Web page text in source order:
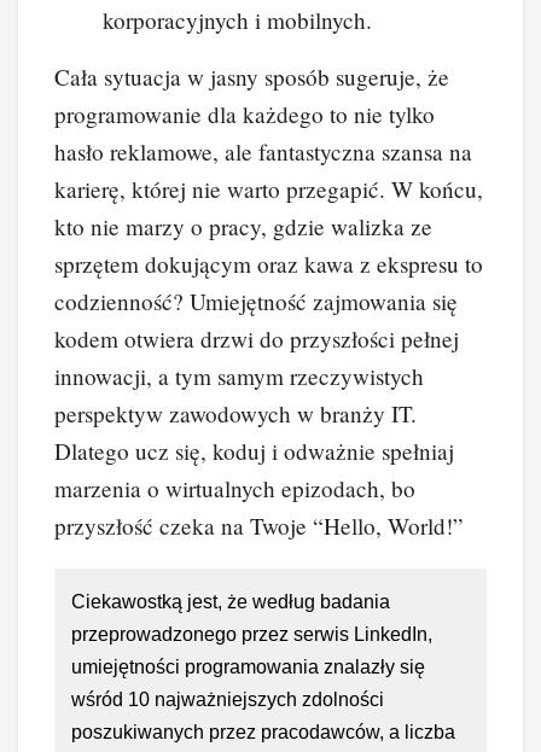
korporacyjnych i mobilnych.
Cała sytuacja w jasny sposób sugeruje, że
programowanie dla każdego to nie tylko
hasło reklamowe, ale fantastyczna szansa na
karierę, której nie warto przegapić. W końcu,
kto nie marzy o pracy, gdzie walizka ze
sprzętem dokującym oraz kawa z ekspresu to
codzienność? Umiejętność zajmowania się
kodem otwiera drzwi do przyszłości pełnej
innowacji, a tym samym rzeczywistych
perspektyw zawodowych w branży IT.
Dlatego ucz się, koduj i odważnie spełniaj
marzenia o wirtualnych epizodach, bo
przyszłość czeka na Twoje “Hello, World!”
Ciekawostką jest, że według badania
przeprowadzonego przez serwis LinkedIn,
umiejętności programowania znalazły się
wśród 10 najważniejszych zdolności
poszukiwanych przez pracodawców, a liczba